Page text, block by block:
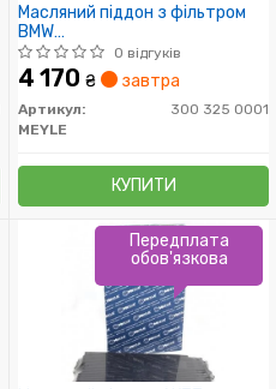
Масляний піддон з фільтром
BMW
E60/E61/E63/E64/E87/E90/
0 відгуків
4 170 ₴ завтра
Артикул:
300 325 0001
MEYLE
КУПИТИ
Передплата
обов'язкова